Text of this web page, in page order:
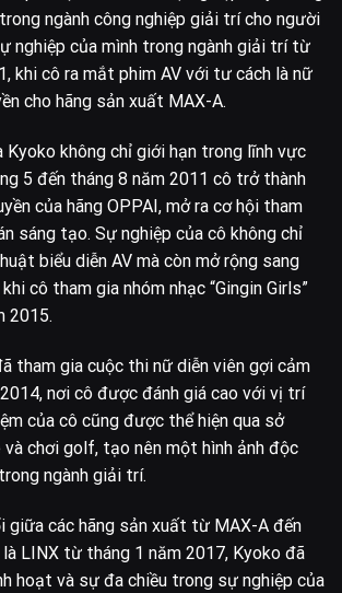
ngành công nghiệp giải trí cho người
nghiệp của mình trong ngành giải trí từ
khi cô ra mắt phim AV với tư cách là nữ
cho hãng sản xuất MAX-A.
Kyoko không chỉ giới hạn trong lĩnh vực
5 đến tháng 8 năm 2011 cô trở thành
của hãng OPPAI, mở ra cơ hội tham
sáng tạo. Sự nghiệp của cô không chỉ
biểu diễn AV mà còn mở rộng sang
cô tham gia nhóm nhạc “Gingin Girls”
2015.
tham gia cuộc thi nữ diễn viên gợi cảm
nơi cô được đánh giá cao với vị trí
của cô cũng được thể hiện qua sở
chơi golf, tạo nên một hình ảnh độc
ngành giải trí.
giữa các hãng sản xuất từ MAX-A đến
LINX từ tháng 1 năm 2017, Kyoko đã
hoạt và sự đa chiều trong sự nghiệp của